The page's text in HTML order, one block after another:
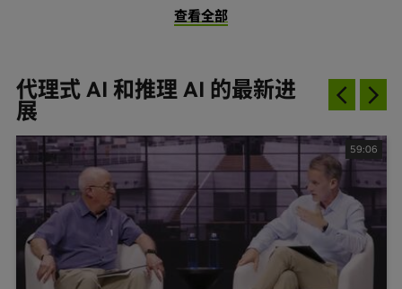
查看全部
代理式 AI 和推理 AI 的最新进
展
59:06